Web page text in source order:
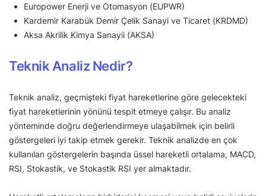
Europower Enerji ve Otomasyon (EUPWR)
Kardemir Karabük Demir Çelik Sanayi ve Ticaret (KRDMD)
Aksa Akrilik Kimya Sanayii (AKSA)
Teknik Analiz Nedir?
Teknik analiz, geçmişteki fiyat hareketlerine göre gelecekteki
fiyat hareketlerinin yönünü tespit etmeye çalışır. Bu analiz
yönteminde doğru değerlendirmeye ulaşabilmek için belirli
göstergeleri iyi takip etmek gerekir. Teknik analizde en çok
kullanılan göstergelerin başında üssel hareketli ortalama, MACD,
RSI, Stokastik, ve Stokastik RSI yer almaktadır.